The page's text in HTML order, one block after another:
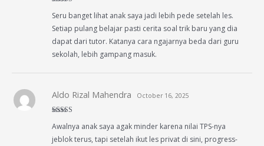
out of 5
Seru banget lihat anak saya jadi lebih pede setelah les.
Setiap pulang belajar pasti cerita soal trik baru yang dia
dapat dari tutor. Katanya cara ngajarnya beda dari guru
sekolah, lebih gampang masuk.
of 5
Aldo Rizal Mahendra October 16, 2025
Awalnya anak saya agak minder karena nilai TPS-nya
jeblok terus, tapi setelah ikut les privat di sini, progress-